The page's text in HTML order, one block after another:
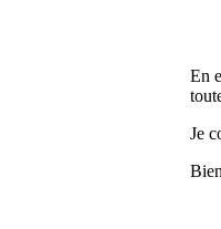
En
Je